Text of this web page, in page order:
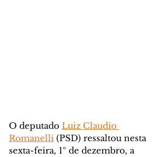
O deputado Luiz Claudio
Romanelli (PSD) ressaltou nesta
sexta-feira, 1º de dezembro, a